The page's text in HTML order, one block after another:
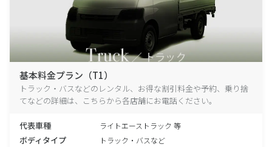
基本料金プラン（T1）
トラック・バスなどのレンタル、お得な割引料金や予約、乗り捨
てなどの詳細は、こちらから各店舗にお電話ください。
代表車種 ライトエーストラック 等
ボディタイプ トラック・バスなど